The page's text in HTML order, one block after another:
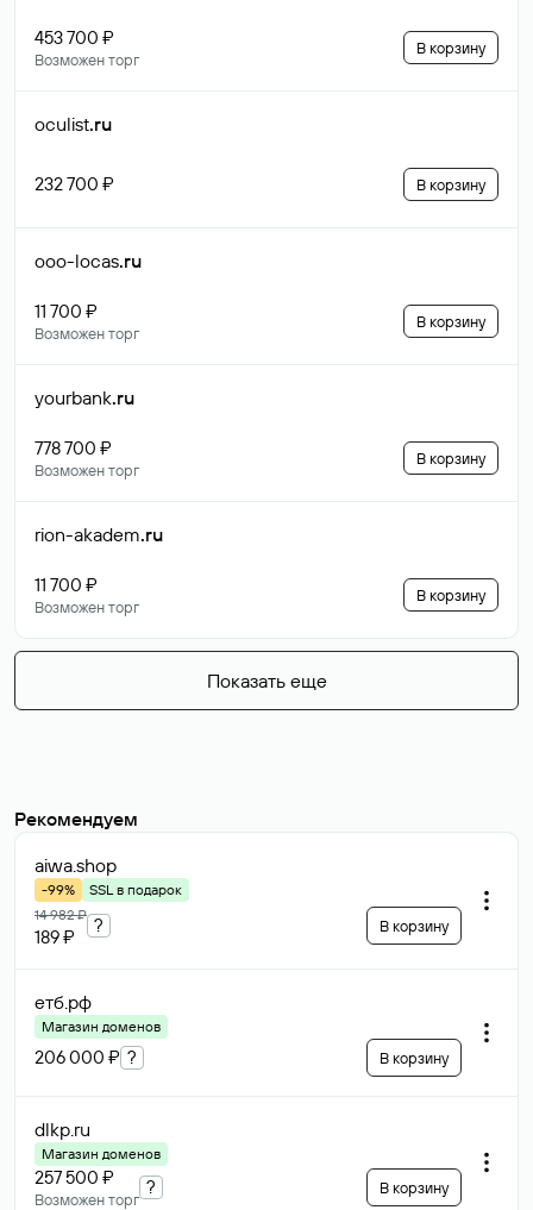
453 700 ₽
Возможен торг
В корзину
oculist.ru
232 700 ₽ В корзину
ooo-locas.ru
11 700 ₽
Возможен торг
В корзину
yourbank.ru
778 700 ₽
Возможен торг
В корзину
rion-akadem.ru
11 700 ₽
Возможен торг
В корзину
Показать еще
Рекомендуем
aiwa.shop
-99%
SSL в подарок
14 982 ₽
189 ₽
? В корзину
етб.рф
Магазин доменов
206 000 ₽ ? В корзину
dlkp.ru
Магазин доменов
257 500 ₽
Возможен торг
? В корзину